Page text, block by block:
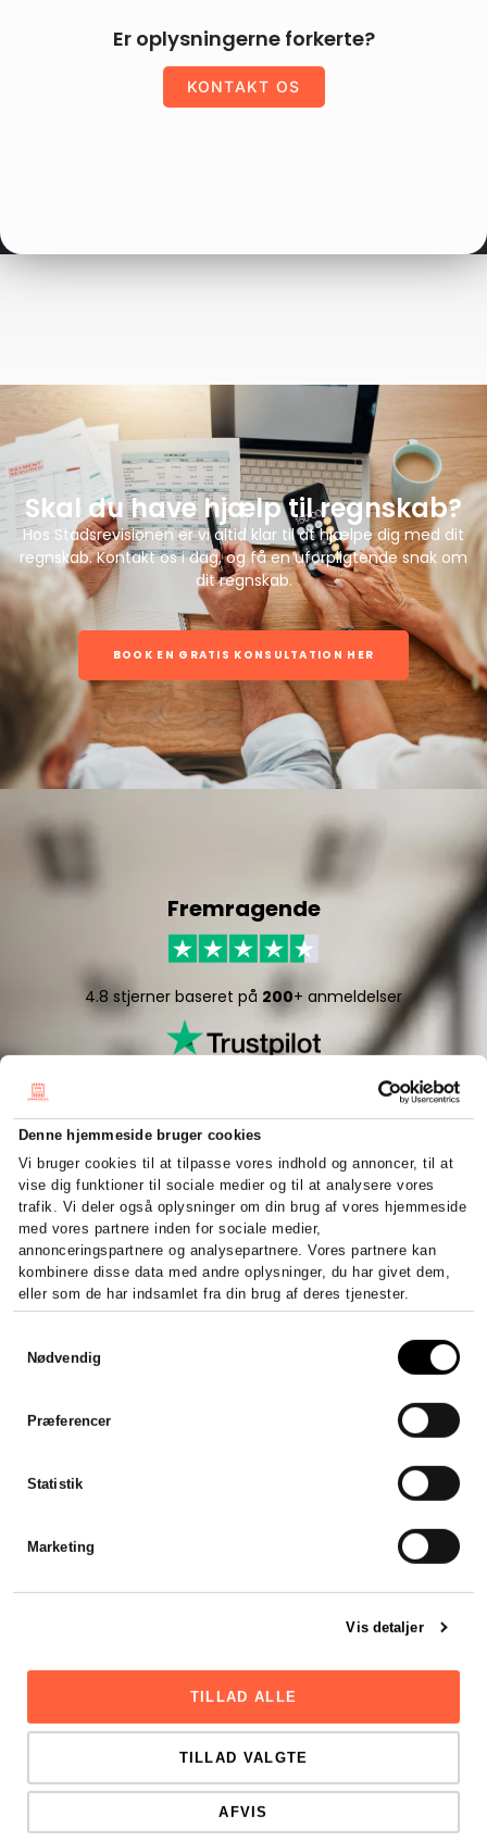
Denne hjemmeside bruger cookies
Vi bruger cookies til at tilpasse vores indhold og annoncer, til at
vise dig funktioner til sociale medier og til at analysere vores
trafik. Vi deler også oplysninger om din brug af vores hjemmeside
med vores partnere inden for sociale medier,
annonceringspartnere og analysepartnere. Vores partnere kan
kombinere disse data med andre oplysninger, du har givet dem,
eller som de har indsamlet fra din brug af deres tjenester.
Nødvendig
Præferencer
Statistik
Marketing
Vis detaljer
TILLAD ALLE
TILLAD VALGTE
AFVIS
Er oplysningerne forkerte?
KONTAKT OS
Skal du have hjælp til regnskab?
Hos Stadsrevisionen er vi altid klar til at hjælpe dig med dit
regnskab. Kontakt os i dag, og få en uforpligtende snak om
dit regnskab.
BOOK EN GRATIS KONSULTATION HER
Fremragende
4.8 stjerner baseret på 200+ anmeldelser
5/5 stjerner baseret på 50 + anmeldelser